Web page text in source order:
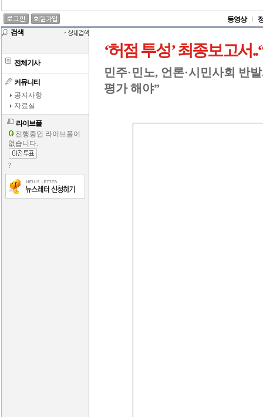
동영상
검색
전체기사
커뮤니티
공지사항
자료실
라이브폴
진행중인 라이브폴이
없습니다.
?
‘허점 투성’ 최종보고서
민주·민노, 언론·시민사회 반
평가 해야”